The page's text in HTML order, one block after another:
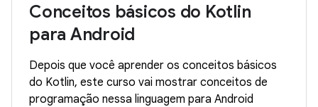
Conceitos básicos do Kotlin
para Android
Depois que você aprender os conceitos básicos
do Kotlin, este curso vai mostrar conceitos de
programação nessa linguagem para Android